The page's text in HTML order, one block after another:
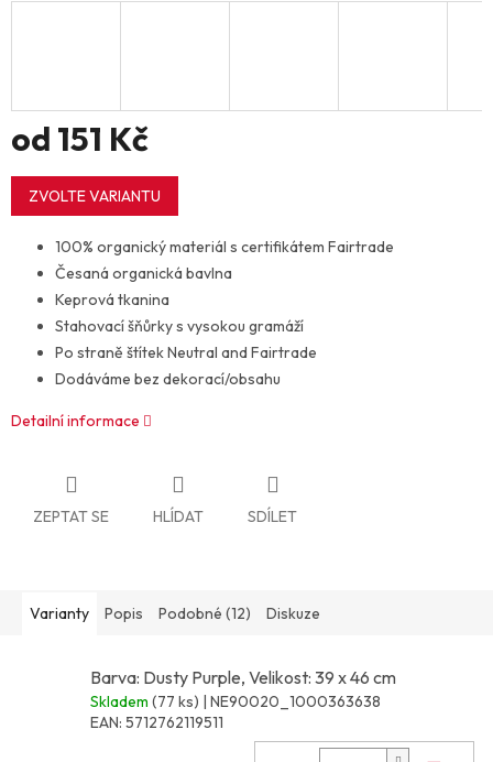
od 151 Kč
Měrná
cena:
ZVOLTE VARIANTU
100% organický materiál s certifikátem Fairtrade
Česaná organická bavlna
Keprová tkanina
Stahovací šňůrky s vysokou gramáží
Po straně štítek Neutral and Fairtrade
Dodáváme bez dekorací/obsahu
Detailní informace
ZEPTAT SE HLÍDAT SDÍLET
Varianty Popis Podobné (12) Diskuze
Barva: Dusty Purple, Velikost: 39 x 46 cm
Skladem (77 ks) | NE90020_1000363638
EAN: 5712762119511